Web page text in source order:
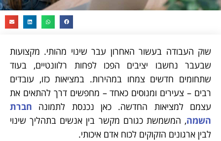
שוק העבודה בעשור האחרון עבר שינוי מהותי. מקצועות
שבעבר נחשבו יציבים הפכו לפחות רלוונטיים, בעוד
שתחומים חדשים צמחו במהירות. במציאות כזו, עובדים
רבים – צעירים ומנוסים כאחד – מחפשים דרך להתאים את
עצמם למציאות החדשה. כאן נכנסת לתמונה חברת
השמה, המשמשת כגורם מקשר בין אנשים בתהליך שינוי
לבין ארגונים הזקוקים לכוח אדם איכותי.